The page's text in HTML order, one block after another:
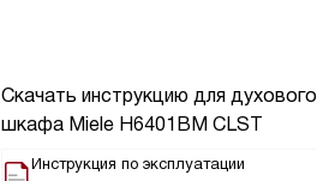
Скачать инструкцию для духового
шкафа Miele H6401BM CLST
Инструкция по эксплуатации